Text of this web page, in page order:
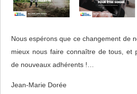
Nous espérons que ce changement de
mieux nous faire connaître de tous, et
de nouveaux adhérents !…
Jean-Marie Dorée